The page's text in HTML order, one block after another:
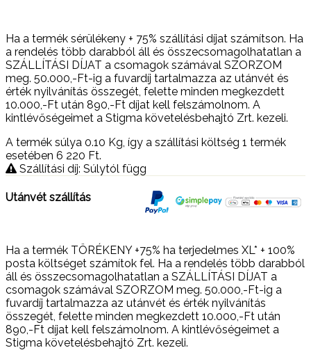
Ha a termék sérülékeny + 75% szállítási díjat számítson. Ha
a rendelés több darabból áll és összecsomagolhatatlan a
SZÁLLÍTÁSI DÍJAT a csomagok számával SZORZOM
meg. 50.000,-Ft-ig a fuvardíj tartalmazza az utánvét és
érték nyilvánítás összegét, felette minden megkezdett
10.000,-Ft után 890,-Ft díjat kell felszámolnom. A
kintlévőségeimet a Stigma követelésbehajtó Zrt. kezeli.
A termék súlya 0.10 Kg, így a szállítási költség 1 termék
esetében 6 220 Ft.
Szállítási díj: Súlytól függ
Utánvét szállítás
Ha a termék TÖRÉKENY +75% ha terjedelmes XL* + 100%
posta költséget számítok fel. Ha a rendelés több darabból
áll és összecsomagolhatatlan a SZÁLLÍTÁSI DÍJAT a
csomagok számával SZORZOM meg. 50.000,-Ft-ig a
fuvardíj tartalmazza az utánvét és érték nyilvánítás
összegét, felette minden megkezdett 10.000,-Ft után
890,-Ft díjat kell felszámolnom. A kintlévőségeimet a
Stigma követelésbehajtó Zrt. kezeli.